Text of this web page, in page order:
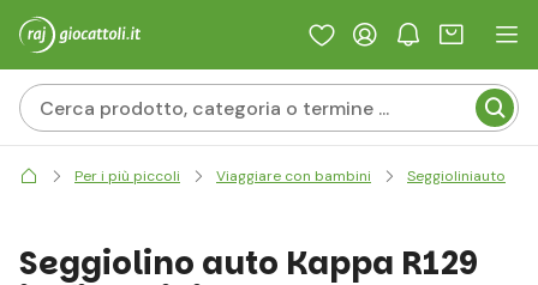
Per i più piccoli Viaggiare con bambini Seggioliniauto
Seggiolino auto Kappa R129